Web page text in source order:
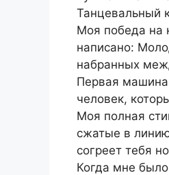
Танцевальный
Моя победа на
написано:
набранных
Первая машина
человек,
Моя полная
сжатые в
согреет тебя
Когда мне